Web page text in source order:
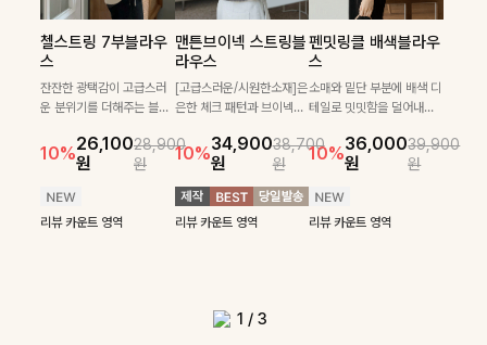
첼스트링 7부블라우
스
잔잔한 광택감이 고급스러
운 분위기를 더해주는 블라
프릴 밑단이 자연스럽게 실
루엣을 살려주며, 여유로운
스러운 무드를 완성해준답
니다 🤍
10%26,100
원
28,900
원
리뷰 카운트 영역
맨튼브이넥 스트링블
라우스
[고급스러운/시원한소재]은
은한 체크 패턴과 브이넥으
로 고급스러운 디테일을 넣
었으며 밑단스트링으로 핏
을 더욱 깔끔하게 잡아주는
블라우스예요 :)
10%34,900
원
38,700
원
리뷰 카운트 영역
펜밋링클 배색블라우
스
소매와 밑단 부분에 배색 디
테일로 밋밋함을 덜어내고
클 소재로 구김 걱정없이 즐
길 수 있는 블라우스랍니
10%36,000
원
39,900
원
리뷰 카운트 영역
켐펜던트 꽈배기니트
꽈배기 짜임에 미니 펜던트
로 센스있는 아웃핏을 완성
해주는 반팔니트예요- 소프
방 소재로 누구나 부담없이
입기 좋아요
15%원
원
리뷰 카운트 영역
칠스트라이프 카라7
부니트
[골드버튼/클래식무드🤍]
스트라이프 패턴으로 데일
이템입니다 카라넥 디자인
으로 깔끔한 이미지로 만들
어 주는 7부 니트입니다 ~
10%31,900
원
35,400
원
리뷰 카운트 영역
폴딘울 골지유넥니트
[여리핏/가벼운착용감]은은
하게 더해진 울 함유 소재로
포근하면서도 가볍게 착용
짜임 디테일이 슬림한 실루
엣을 연출해주며, 부드러운
로 즐기기 좋답니다🤍
10%원
원
리뷰 카운트 영역
필첸체크 스트링블라
우스+플레어스커트
SET
[활용도 좋은 투피스]은은한
체크 패턴과 허리 스트링 디
테일이 어우러진 투피스 세트
입니다. 여유로운 상의와 풍
성하게 퍼지는 롱스커트가 자
연스러운 체형 커버는 물론,
단품으로도 다양하게 활용하
42,900
원
49,800
캠릿리본 뷔스티에원
피스+티셔츠SET
[여름코디추천👍]뷔스티에
원피스와 티셔츠가 세트로 구
성되어 코디 고민 없이 완성
도 높은 스타일링을 연출해주
는 아이템 🤍 레이어드한 듯
센스 있는 무드로 데일리하게
편안하게 즐기기 좋아요 ✨
14%39,900
원
46,300
원
리뷰 카운트 영역
테킷미 레터링티셔츠
+반바지SET
[데일리부터 여행룩까지]감
각적인 레터링 티셔츠와 플레
어 핏 반바지가 함께 구성된
세트 아이템으로, 편안하면서
도 캐주얼한 꾸안꾸룩을 완성
해드립니다 ✨🩵
18%29,900
원
36,400
원
리뷰 카운트 영역
1 / 3